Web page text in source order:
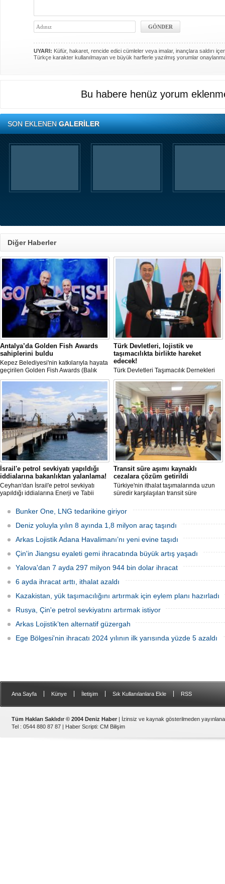
UYARI: Küfür, hakaret, rencide edici cümleler veya imalar, inançlara saldırı
Türkçe karakter kullanılmayan ve büyük harflerle yazılmış yorumlar
Bu habere henüz yorum
SON EKLENENGALERİLER
Diğer Haberler
Antalya’da Golden Fish Awards
sahiplerini buldu
Kepez Belediyesi'nin katkılarıyla hayata
geçirilen Golden Fish Awards (Balık
Dedektifi Ödül Töreni), balıkçıların
emeklerini taçlandırdı.
Türk Devletleri, lojistik ve
taşımacılıkta birlikte hareket
edecek!
Türk Devletleri Taşımacılık Dernekleri
Birliği OTS-URTA kuruldu.
İsrail'e petrol sevkiyatı yapıldığı
iddialarına bakanlıktan yalanlama!
Ceyhan'dan İsrail'e petrol sevkiyatı
yapıldığı iddialarına Enerji ve Tabii
Transit süre aşımı kaynaklı
cezalara çözüm getirildi
Türkiye'nin ithalat taşımalarında uzun
süredir karşılaşılan transit süre
önemli bir gelişme yaşandı.
Bunker One, LNG tedarikine giriyor
Deniz yoluyla yılın 8 ayında 1,8 milyon araç taşındı
Arkas Lojistik Adana Havalimanı’nı yeni evine taşıdı
Çin'in Jiangsu eyaleti gemi ihracatında büyük artış yaşadı
Yalova'dan 7 ayda 297 milyon 944 bin dolar ihracat
6 ayda ihracat arttı, ithalat azaldı
Kazakistan, yük taşımacılığını artırmak için eylem planı hazırladı
Rusya, Çin'e petrol sevkiyatını artırmak istiyor
Arkas Lojistik’ten alternatif güzergah
Ege Bölgesi'nin ihracatı 2024 yılının ilk yarısında yüzde 5 azaldı
Ana Sayfa Künye İletişim Sık Kullanılanlara Ekle RSS
Tüm Hakları Saklıdır © 2004 Deniz Haber | İzinsiz ve kaynak gösterilmeden
Tel : 0544 880 87 87 | Haber Scripti: CM Bilişim